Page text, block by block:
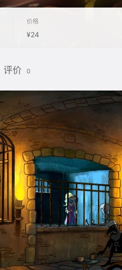
价格
¥24
评价 0